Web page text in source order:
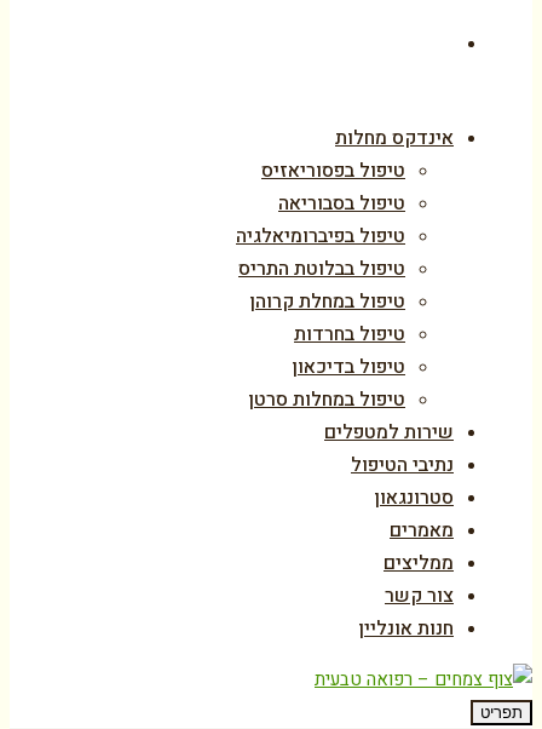
אינדקס מחלות
טיפול בפסוריאזיס
טיפול בסבוריאה
טיפול בפיברומיאלגיה
טיפול בבלוטת התריס
טיפול במחלת קרוהן
טיפול בחרדות
טיפול בדיכאון
טיפול במחלות סרטן
שירות למטפלים
נתיבי הטיפול
סטרונגאון
מאמרים
ממליצים
צור קשר
חנות אונליין
תפריט